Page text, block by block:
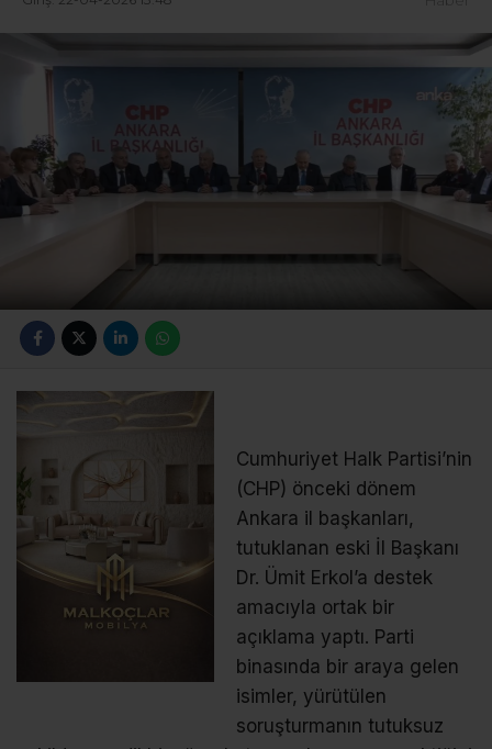
Cumhuriyet Halk Partisi’nin
(CHP) önceki dönem
Ankara il başkanları,
tutuklanan eski İl Başkanı
Dr. Ümit Erkol’a destek
amacıyla ortak bir
açıklama yaptı. Parti
binasında bir araya gelen
isimler, yürütülen
soruşturmanın tutuksuz